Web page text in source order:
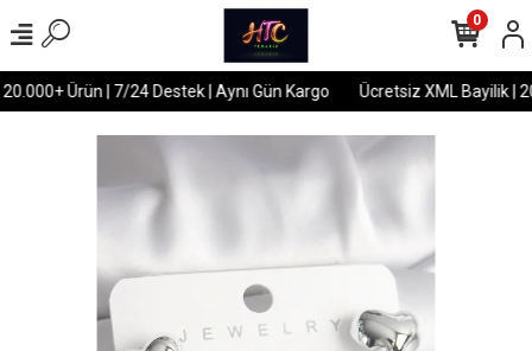
Ürün | 7/24 Destek | Aynı Gün Kargo Ücretsiz XML Bayilik |
0